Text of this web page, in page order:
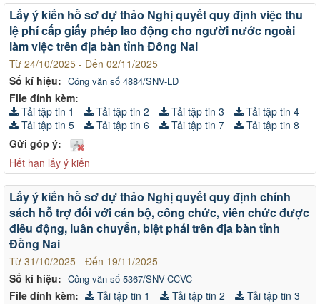
Số kí hiệu: Công văn số 4884/SNV-LĐ
Lấy ý kiến hồ sơ dự thảo Nghị quyết quy định việc thu
lệ phí cấp giấy phép lao động cho người nước ngoài
làm việc trên địa bàn tỉnh Đồng Nai
Từ 24/10/2025 - Đến 02/11/2025
File đính kèm:
Tải tập tin 1
Tải tập tin 2 Tải tập tin 3
Tải tập tin 4
Tải tập tin 5
Tải tập tin 6 Tải tập tin 7
Tải tập tin 8
Gửi góp ý:
Hết hạn lấy ý kiến
Số kí hiệu: Công văn số 5367/SNV-CCVC
Lấy ý kiến hồ sơ dự thảo Nghị quyết quy định chính
sách hỗ trợ đối với cán bộ, công chức, viên chức được
điều động, luân chuyển, biệt phái trên địa bàn tỉnh
Đồng Nai
Từ 31/10/2025 - Đến 19/11/2025
File đính kèm: Tải tập tin 1 Tải tập tin 2
Tải tập tin 3